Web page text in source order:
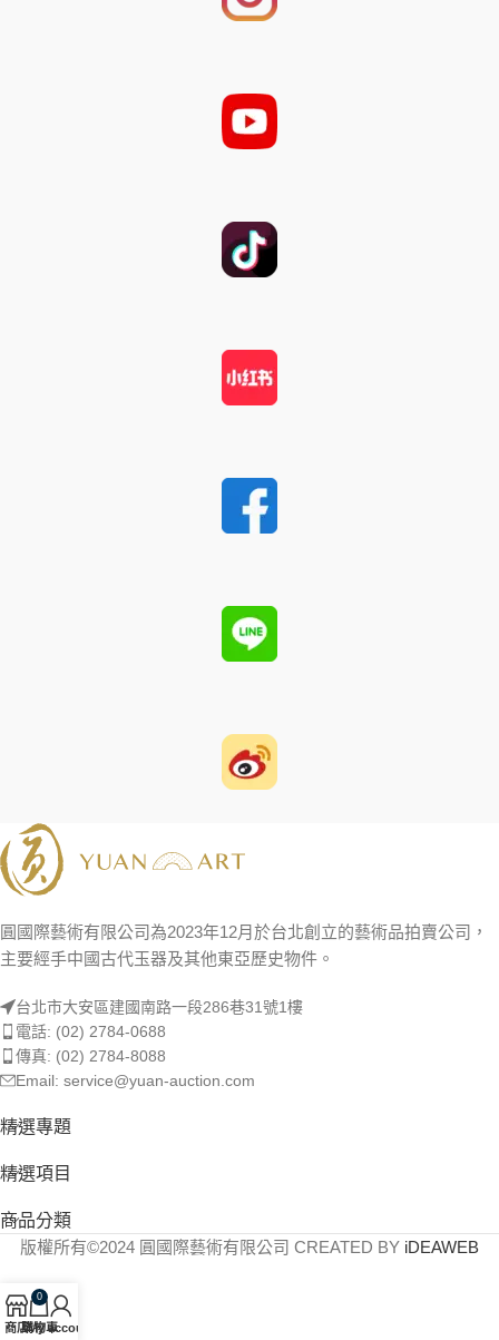
圓國際藝術有限公司為2023年12月於台北創立的藝術品拍賣公司，
主要經手中國古代玉器及其他東亞歷史物件。
台北市大安區建國南路一段286巷31號1樓
電話: (02) 2784-0688
傳真: (02) 2784-8088
Email: service@yuan-auction.com
精選專題
精選項目
商品分類
版權所有©2024 圓國際藝術有限公司 CREATED BY iDEAWEB
商店
0
購物車
My account